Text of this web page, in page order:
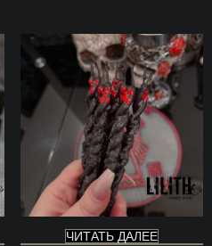
ЧИТАТЬ ДАЛЕЕ